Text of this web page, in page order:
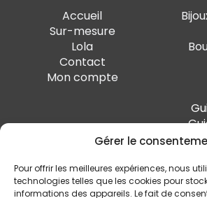
Gérer le
Pour offrir les meilleures expériences, nous
technologies telles que les cookies pour
informations des appareils. Le fait de
Accueil
Sur-mesure
Lola
Contact
Mon compte